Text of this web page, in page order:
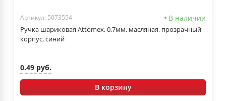
Артикул: 5073554 В наличии
Ручка шариковая Attomex, 0.7мм, масляная, прозрачный
корпус, синий
0.49 руб.
В корзину